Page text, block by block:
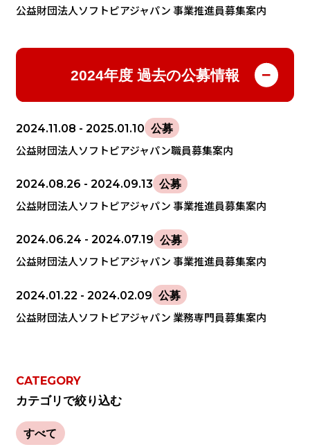
CATEGORY
カテゴリで絞り込む
すべて
公益財団法人ソフトピアジャパン 事業推進員募集案内
2024年度 過去の公募情報
2024.11.08 - 2025.01.10 公募
公益財団法人ソフトピアジャパン職員募集案内
2024.08.26 - 2024.09.13 公募
公益財団法人ソフトピアジャパン 事業推進員募集案内
2024.06.24 - 2024.07.19 公募
公益財団法人ソフトピアジャパン 事業推進員募集案内
2024.01.22 - 2024.02.09 公募
公益財団法人ソフトピアジャパン 業務専門員募集案内